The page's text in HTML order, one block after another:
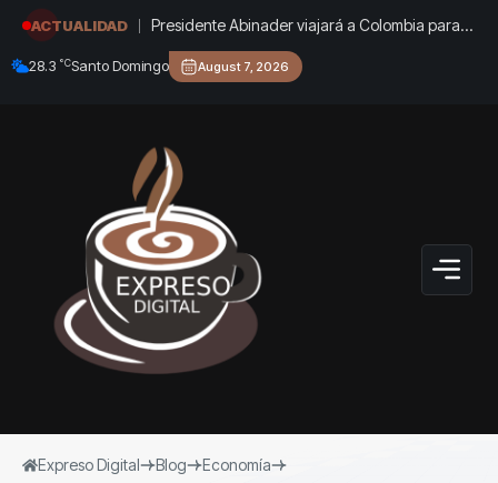
ACTUALIDAD
Presidente Abinader viajará a Colombia para
participar en la toma de posesión de Abelardo
de la Espriella
28.3 °CSanto Domingo August 7, 2026
Expreso Digital Blog
Economía